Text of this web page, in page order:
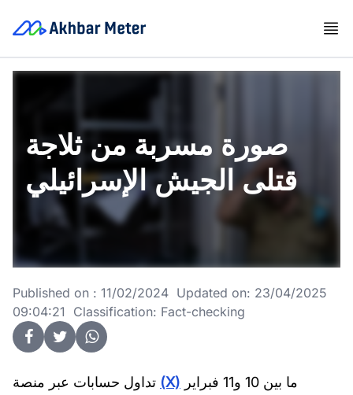
صورة مسربة من ثلاجة
قتلى الجيش الإسرائيلي
Published on : 11/02/2024 Updated on: 23/04/2025
09:04:21 Classification: Fact-checking
تداول حسابات عبر منصة (X) ما بين 10 و11 فبراير